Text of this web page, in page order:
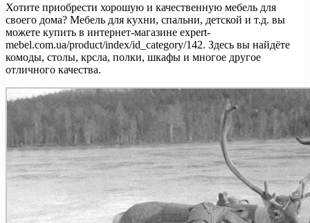
Хотите приобрести хорошую и качественную мебель для
своего дома? Мебель для кухни, спальни, детской и т.д. вы
можете купить в интернет-магазине expert-
mebel.com.ua/product/index/id_category/142. Здесь вы найдёте
комоды, столы, крсла, полки, шкафы и многое другое
отличного качества.